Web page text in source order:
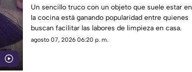
Un sencillo truco con un objeto que suele estar en
la cocina está ganando popularidad entre quienes
buscan facilitar las labores de limpieza en casa.
agosto 07, 2026 06:20 p. m.